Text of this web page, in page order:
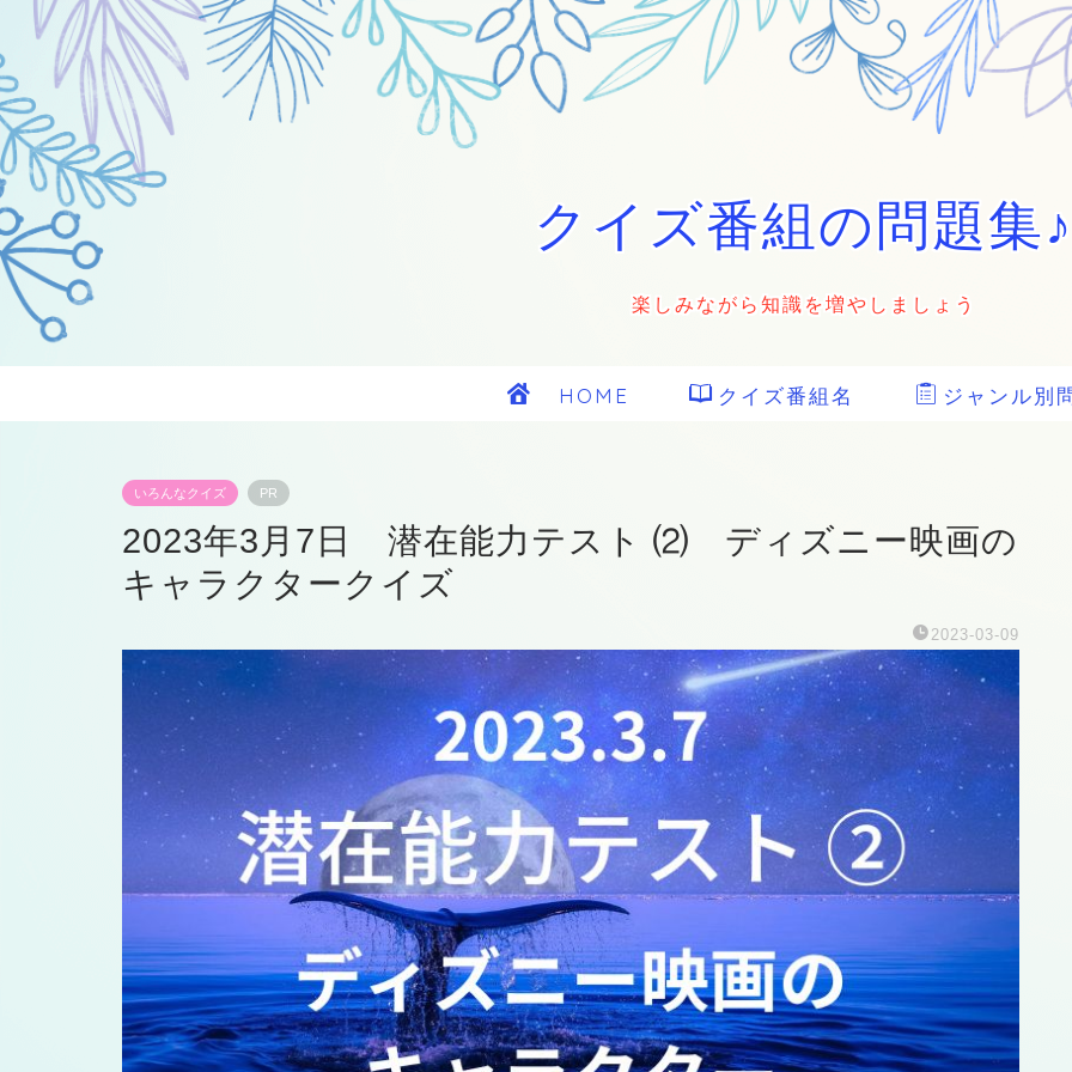
クイズ番組の問題集
楽しみながら知識を増やしましょう
HOME クイズ番組名 ジャンル別
いろんなクイズ PR
2023年3月7日 潜在能力テスト ⑵ ディズニー映画の
キャラクタークイズ
2023-03-09